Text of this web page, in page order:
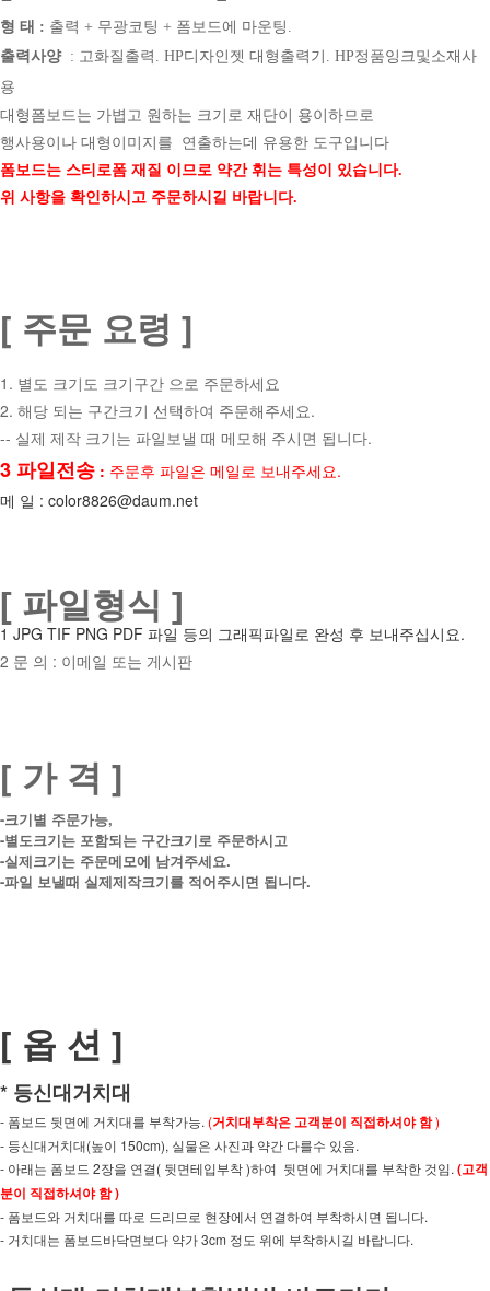
형 태 : 출력 + 무광코팅 + 폼보드에 마운팅
출력사양 : 고화질출력. HP디자인젯 대형출력기. HP정품잉크및소재사
용
대형폼보드는 가볍고 원하는 크기로 재단이 용이하므로
행사용이나 대형이미지를
연출하는데 유용한 도구입니다
폼보드는 스티로폼 재질 이므로 약간 휘는 특성이 있습니다.
위 사항을 확인하시고 주문하시길 바랍니다.
[ 주문 요령 ]
1. 별도 크기도 크기구간 으로 주문하세요
2. 해당 되는 구간크기 선택하여 주문해주세요.
-- 실제 제작 크기는 파일보낼 때 메모해 주시면 됩니다.
3 파일전송 : 주문후 파일은 메일로 보내주세요.
메 일 : color8826@daum.net
[ 파일형식 ]
1 JPG TIF PNG PDF 파일 등의 그래픽파일로 완성 후 보내주십시요.
2 문 의 : 이메일 또는 게시판
[ 가 격 ]
-크기별 주문가능,
-별도크기는 포함되는 구간크기로 주문하시고
-실제크기는 주문메모에 남겨주세요.
-파일 보낼때 실제제작크기를 적어주시면 됩니다.
[ 옵 션 ]
* 등신대거치대
- 폼보드 뒷면에 거치대를 부착가능. (거치대부착은 고객분이 직접하셔야 함)
- 등신대거치대(높이 150cm), 실물은 사진과 약간 다를수 있음.
- 아래는 폼보드 2장을 연결( 뒷면테입부착 )하여 뒷면에 거치대를 부착한 것임. (고객
분이 직접하셔야 함 )
- 폼보드와 거치대를 따로 드리므로 현장에서 연결하여 부착하시면 됩니다.
- 거치대는 폼보드바닥면보다 약가 3cm 정도 위에 부착하시길 바랍니다.